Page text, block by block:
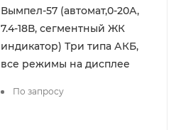
Вымпел-57 (автомат,0-20А,
7.4-18В, сегментный ЖК
индикатор) Три типа АКБ,
все режимы на дисплее
По запросу